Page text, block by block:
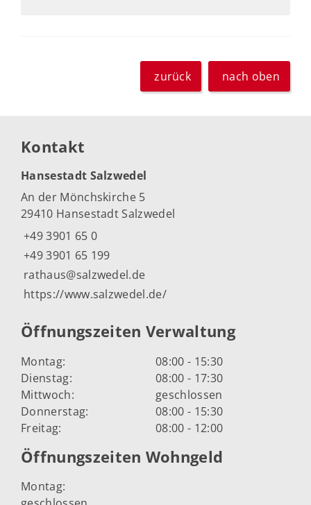
zurück nach oben
Kontakt
Hansestadt Salzwedel
An der Mönchskirche 5
29410 Hansestadt Salzwedel
+49 3901 65 0
+49 3901 65 199
rathaus@salzwedel.de
https://www.salzwedel.de/
Öffnungszeiten Verwaltung
Montag:
08:00 - 15:30
Dienstag:
08:00 - 17:30
Mittwoch:
geschlossen
Donnerstag:
08:00 - 15:30
Freitag:
08:00 - 12:00
Öffnungszeiten Wohngeld
Montag: